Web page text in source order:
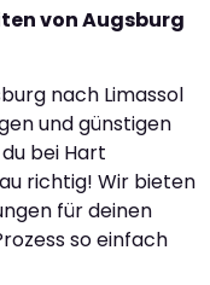
von Augsburg
nach Limassol
und günstigen
bei Hart
richtig! Wir bieten
für deinen
so einfach